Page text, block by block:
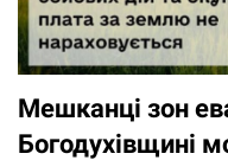
Мешканці зон
Богодухівщині